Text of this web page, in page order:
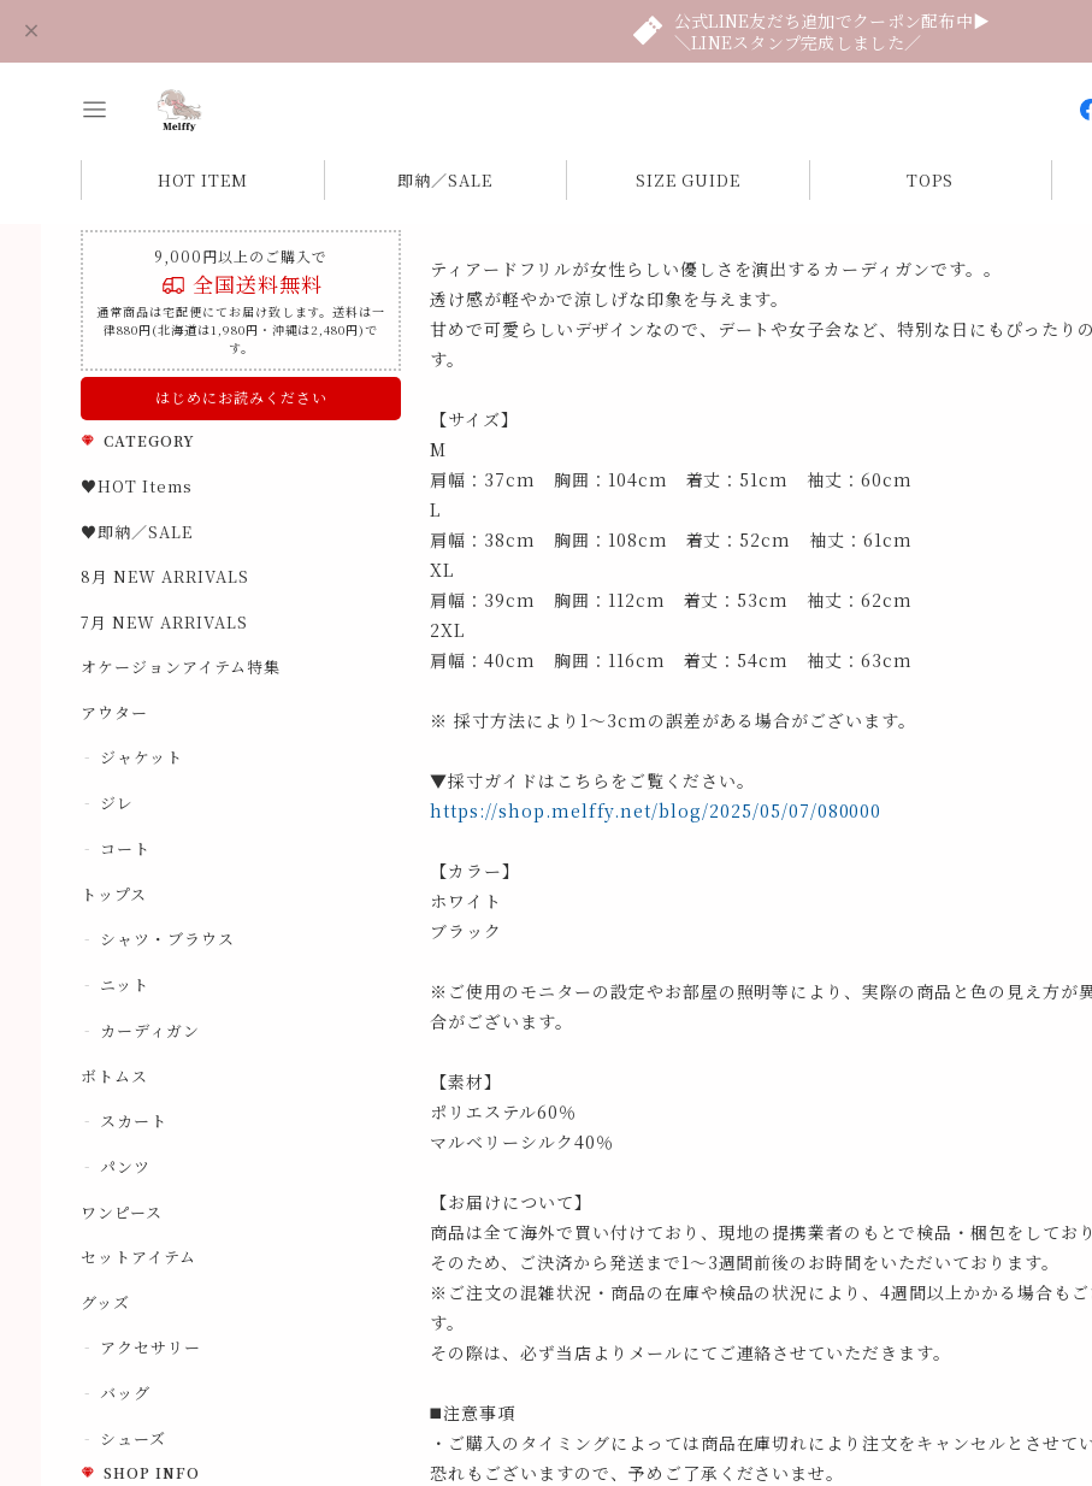
公式LINE友だち追加でクーポン配布中▶
＼LINEスタンプ完成しました／
HOT ITEM 即納／SALE SIZE GUIDE TOPS
9,000円以上のご購入で
全国送料無料
通常商品は宅配便にてお届け致します。送料は一
律880円(北海道は1,980円・沖縄は2,480円)で
す。
はじめにお読みください
CATEGORY
♥HOT Items
♥即納／SALE
8月 NEW ARRIVALS
7月 NEW ARRIVALS
オケージョンアイテム特集
アウター
ジャケット
ジレ
コート
トップス
シャツ・ブラウス
ニット
カーディガン
ボトムス
スカート
パンツ
ワンピース
セットアイテム
グッズ
アクセサリー
バッグ
シューズ
SHOP INFO
ティアードフリルが女性らしい優しさを演出するカーディガンです。。
透け感が軽やかで涼しげな印象を与えます。
甘めで可愛らしいデザインなので、デートや女子会など、特別な日にもぴったり
す。
【サイズ】
M
肩幅：37cm 胸囲：104cm 着丈：51cm 袖丈：60cm
L
肩幅：38cm 胸囲：108cm 着丈：52cm 袖丈：61cm
XL
肩幅：39cm 胸囲：112cm 着丈：53cm 袖丈：62cm
2XL
肩幅：40cm 胸囲：116cm 着丈：54cm 袖丈：63cm
※ 採寸方法により1～3cmの誤差がある場合がございます。
▼採寸ガイドはこちらをご覧ください。
https://shop.melffy.net/blog/2025/05/07/080000
【カラー】
ホワイト
ブラック
※ご使用のモニターの設定やお部屋の照明等により、実際の商品と色の見え方が
合がございます。
【素材】
ポリエステル60％
マルベリーシルク40％
【お届けについて】
商品は全て海外で買い付けており、現地の提携業者のもとで検品・梱包をしており
そのため、ご決済から発送まで1～3週間前後のお時間をいただいております。
※ご注文の混雑状況・商品の在庫や検品の状況により、4週間以上かかる場合もご
す。
その際は、必ず当店よりメールにてご連絡させていただきます。
◼️注意事項
・ご購入のタイミングによっては商品在庫切れにより注文をキャンセルとさせて
恐れもございますので、予めご了承くださいませ。